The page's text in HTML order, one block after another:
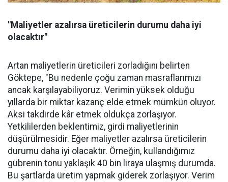
"Maliyetler azalırsa üreticilerin durumu daha iyi
olacaktır"
Artan maliyetlerin üreticileri zorladığını belirten
Göktepe, "Bu nedenle çoğu zaman masraflarımızı
ancak karşılayabiliyoruz. Verimin yüksek olduğu
yıllarda bir miktar kazanç elde etmek mümkün oluyor.
Aksi takdirde kâr etmek oldukça zorlaşıyor.
Yetkililerden beklentimiz, girdi maliyetlerinin
düşürülmesidir. Eğer maliyetler azalırsa üreticilerin
durumu daha iyi olacaktır. Örneğin, kullandığımız
gübrenin tonu yaklaşık 40 bin liraya ulaşmış durumda.
Bu şartlarda üretim yapmak giderek zorlaşıyor. Verim